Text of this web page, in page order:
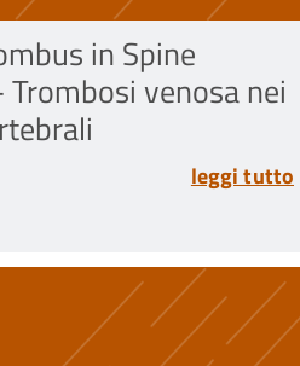
in Spine
Trombosi venosa nei
leggi tutto